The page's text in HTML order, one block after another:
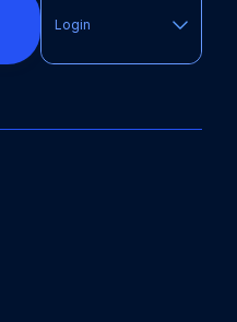
Login